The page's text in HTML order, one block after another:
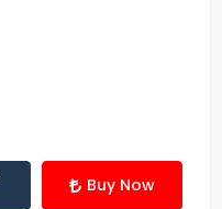
Buy Now